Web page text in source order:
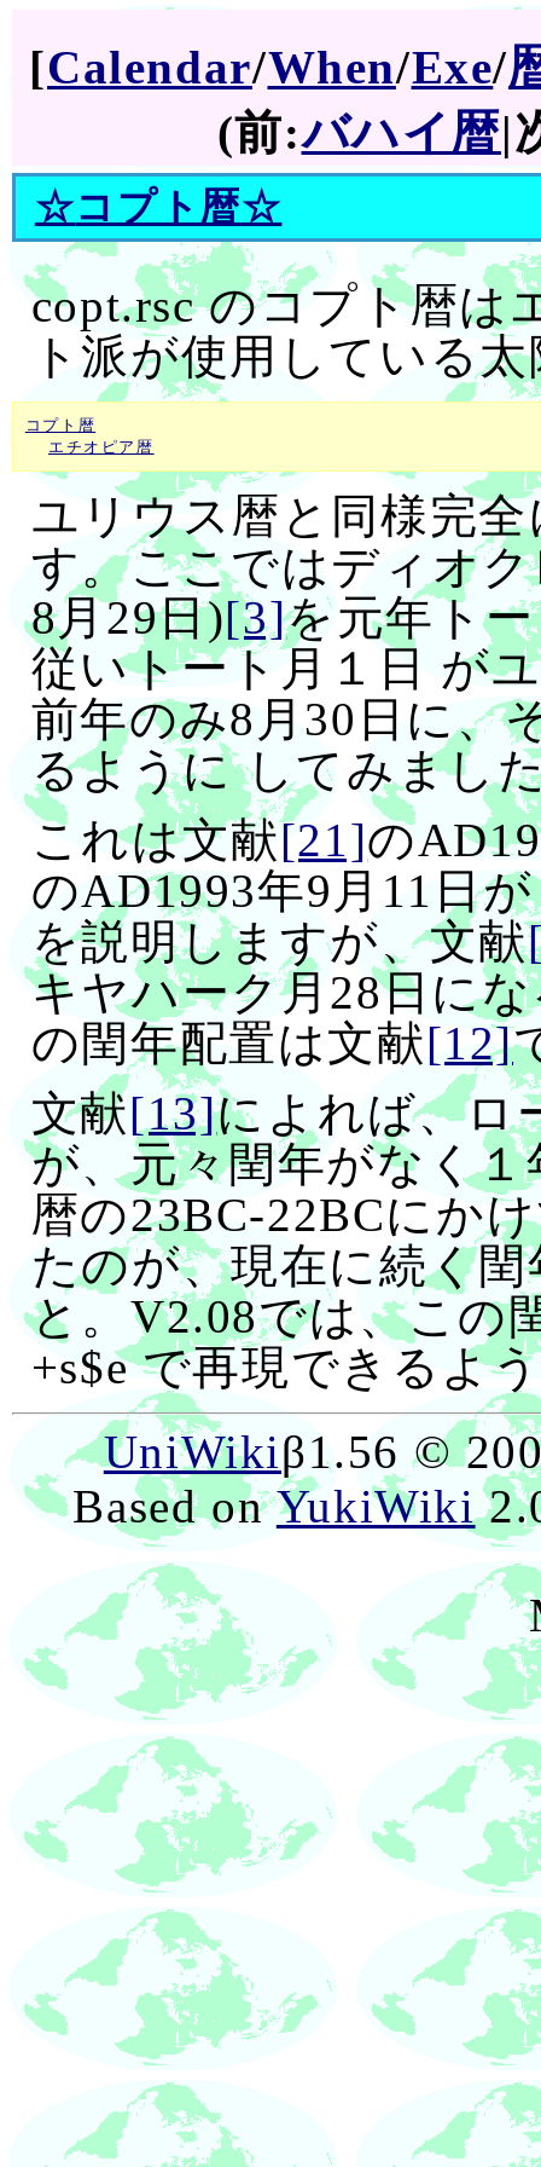
[Calendar/When/Exe/
(前:バハイ暦|
☆コプト暦☆
copt.rsc のコプト暦は
ト派が使用している
コプト暦
エチオピア暦
ユリウス暦と同様完
す。ここではディオ
8月29日)[3]を元年ト
従いトート月１日 が
前年のみ8月30日に、
るように してみまし
これは文献[21]の
のAD1993年9月11日
を説明しますが、文献
キヤハーク月28日に
の閏年配置は文献[12]
文献[13]によれば、ロ
が、元々閏年がなく
暦の23BC-22BCにか
たのが、現在に続く
と。V2.08では、この
+s$e で再現できるよ
UniWikiβ1.56 ©
Based onYukiWiki